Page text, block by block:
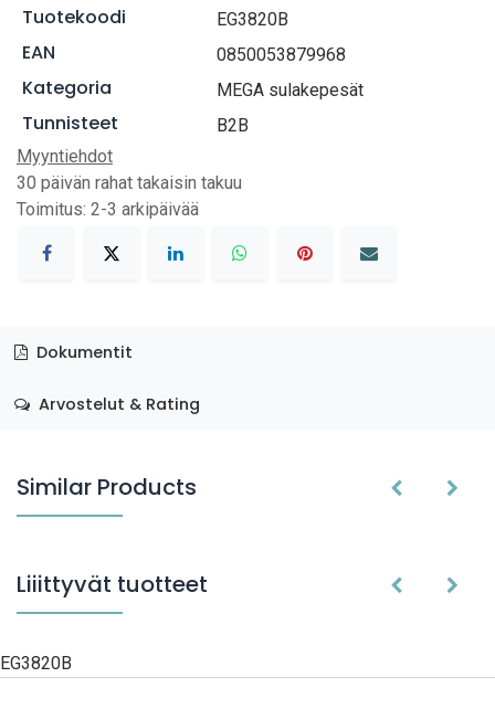
Tuotekoodi EG3820B
EAN 0850053879968
Kategoria MEGA sulakepesät
Tunnisteet
B2B
Myyntiehdot
30 päivän rahat takaisin takuu
Toimitus: 2-3 arkipäivää
Dokumentit
Arvostelut & Rating
Similar Products
Liiittyvät tuotteet
EG3820B